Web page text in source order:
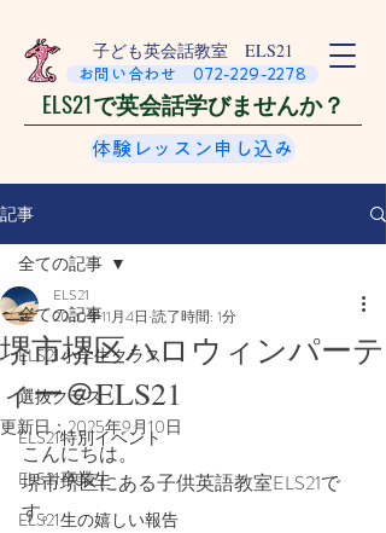
​子ども英会話教室 ELS21
お問い合わせ 072-229-2278
ELS21で英会話学びませんか？
体験レッスン申し込み
記事
全ての記事
ELS21小学生クラス
選抜クラス
ELS21特別イベント
ELS21卒業生
ELS21生の嬉しい報告
全ての記事
堺市堺区ハロウィンパーテ
ィー＠ELS21
ELS21
2020年11月4日 読了時間: 1分
更新日：2025年9月10日
こんにちは。
堺市堺区にある子供英語教室ELS21で
す。